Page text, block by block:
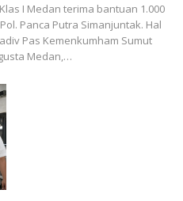
I Medan terima bantuan 1.000
Panca Putra Simanjuntak. Hal
Pas Kemenkumham Sumut
Medan,…